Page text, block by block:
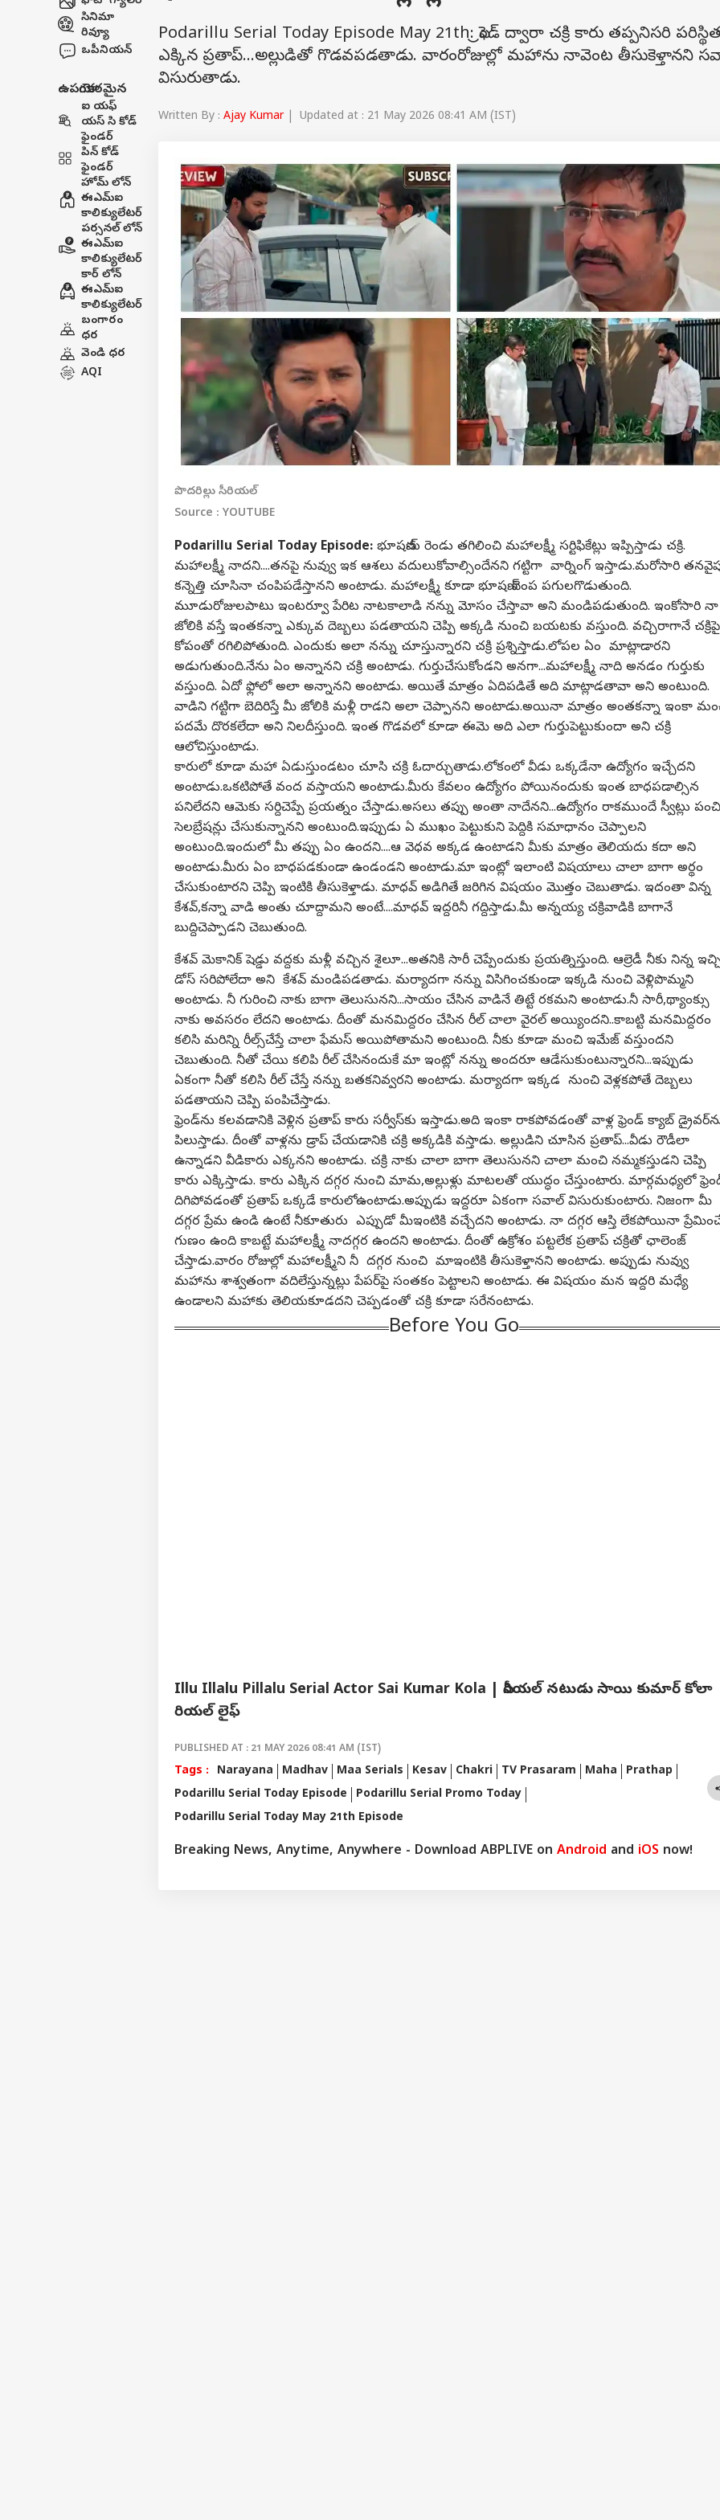
సినిమా
రివ్యూ
ఒపీనియన్
ఉపయోగకరమైన
ఐ యఫ్
యస్ సి కోడ్
ఫైండర్
పిన్ కోడ్
ఫైండర్
హోమ్ లోన్
ఈఎమ్ఐ
కాలిక్యులేటర్
పర్సనల్ లోన్
ఈఎమ్ఐ
కాలిక్యులేటర్
కార్ లోన్
ఈఎమ్ఐ
కాలిక్యులేటర్
బంగారం
ధర
వెండి ధర
AQI
Podarillu Serial Today Episode May 21th: ఫ్రెండ్‌ ద్వారా చక్రి కారు తప్పనిసరి
ఎక్కిన ప్రతాప్‌...అల్లుడితో గొడవపడతాడు. వారంరోజుల్లో మహాను నావెంట తీసుకెళ్తానని
విసురుతాడు.
Written By : Ajay Kumar| Updated at : 21 May 2026 08:41 AM (IST)
పొదరిల్లు సీరియల్
Source : YOUTUBE
Podarillu Serial Today Episode: భూషణ్‌ను రెండు తగిలించి మహాలక్ష్మీ సర్టిఫికేట్లు ఇప్పిస్తాడు చక్రి.
మహాలక్ష్మీ నాదని....తనపై నువ్వు ఇక ఆశలు వదులుకోవాల్సిందేనని గట్టిగా వార్నింగ్ ఇస్తాడు.మరోసారి
కన్నెత్తి చూసినా చంపిపడేస్తానని అంటాడు. మహాలక్ష్మీ కూడా భూషణ్ చెంప పగులగొడుతుంది.
మూడురోజులపాటు ఇంటర్వూ పేరిట నాటకాలాడి నన్ను మోసం చేస్తావా అని మండిపడుతుంది. ఇంకోసారి నా
జోలికి వస్తే ఇంతకన్నా ఎక్కువ దెబ్బలు పడతాయని చెప్పి అక్కడి నుంచి బయటకు వస్తుంది. వచ్చిరాగానే చక్రిపై
కోపంతో రగిలిపోతుంది. ఎందుకు అలా నన్ను చూస్తున్నారని చక్రి ప్రశ్నిస్తాడు.లోపల ఏం మాట్లాడారని
అడుగుతుంది.నేను ఏం అన్నానని చక్రి అంటాడు. గుర్తుచేసుకోండని అనగా...మహాలక్ష్మీ నాది అనడం గుర్తుకు
వస్తుంది. ఏదో ఫ్లోలో అలా అన్నానని అంటాడు. అయితే మాత్రం ఏదిపడితే అది మాట్లాడతావా అని అంటుంది.
వాడిని గట్టిగా బెదిరిస్తే మీ జోలికి మళ్లీ రాడని అలా చెప్పానని అంటాడు.అయినా మాత్రం అంతకన్నా ఇంకా
పదమే దొరకలేదా అని నిలదీస్తుంది. ఇంత గొడవలో కూడా ఈమె అది ఎలా గుర్తుపెట్టుకుందా అని చక్రి
ఆలోచిస్తుంటాడు.
కారులో కూడా మహా ఏడుస్తుండటం చూసి చక్రి ఓదార్చుతాడు.లోకంలో వీడు ఒక్కడేనా ఉద్యోగం ఇచ్చేదని
అంటాడు.ఒకటిపోతే వంద వస్తాయని అంటాడు.మీరు కేవలం ఉద్యోగం పోయినందుకు ఇంత బాధపడాల్సిన
పనిలేదని ఆమెకు సర్దిచెప్పే ప్రయత్నం చేస్తాడు.అసలు తప్పు అంతా నాదేనని...ఉద్యోగం రాకముందే స్వీట్లు పంచి
సెలబ్రేషన్లు చేసుకున్నానని అంటుంది.ఇప్పుడు ఏ ముఖం పెట్టుకుని పెద్దికి సమాధానం చెప్పాలని
అంటుంది.ఇందులో మీ తప్పు ఏం ఉందని....ఆ వెధవ అక్కడ ఉంటాడని మీకు మాత్రం తెలియదు కదా అని
అంటాడు.మీరు ఏం బాధపడకుండా ఉండండని అంటాడు.మా ఇంట్లో ఇలాంటి విషయాలు చాలా బాగా అర్థం
చేసుకుంటారని చెప్పి ఇంటికి తీసుకెళ్తాడు. మాధవ్‌ అడిగితే జరిగిన విషయం మొత్తం చెబుతాడు. ఇదంతా విన్న
కేశవ్‌,కన్నా వాడి అంతు చూద్దామని అంటే....మాధవ్ ఇద్దరినీ గద్దిస్తాడు.మీ అన్నయ్య చక్రివాడికి బాగానే
బుద్దిచెప్పాడని చెబుతుంది.
కేశవ్‌ మెకానిక్‌ షెడ్డు వద్దకు మళ్లీ వచ్చిన శైలూ...అతనికి సారీ చెప్పేందుకు ప్రయత్నిస్తుంది. ఆల్రెడీ నీకు నిన్న
డోస్‌ సరిపోలేదా అని కేశవ్ మండిపడతాడు. మర్యాదగా నన్ను విసిగించకుండా ఇక్కడి నుంచి వెళ్లిపొమ్మని
అంటాడు. నీ గురించి నాకు బాగా తెలుసునని...సాయం చేసిన వాడినే తిట్టే రకమని అంటాడు.నీ సారీ,థ్యాంక్సు
నాకు అవసరం లేదని అంటాడు. దీంతో మనమిద్దరం చేసిన రీల్‌ చాలా వైరల్‌ అయ్యిందని..కాబట్టి మనమిద్దరం
కలిసి మరిన్ని రీల్స్‌చేస్తే చాలా ఫేమస్‌ అయిపోతామని అంటుంది. నీకు కూడా మంచి ఇమేజ్‌ వస్తుందని
చెబుతుంది. నీతో చేయి కలిపి రీల్ చేసినందుకే మా ఇంట్లో నన్ను అందరూ ఆడేసుకుంటున్నారని...ఇప్పుడు
ఏకంగా నీతో కలిసి రీల్‌ చేస్తే నన్ను బతకనివ్వరని అంటాడు. మర్యాదగా ఇక్కడ నుంచి వెళ్లకపోతే దెబ్బలు
పడతాయని చెప్పి పంపిచేస్తాడు.
ఫ్రెండ్‌ను కలవడానికి వెళ్లిన ప్రతాప్ కారు సర్వీస్‌కు ఇస్తాడు.అది ఇంకా రాకపోవడంతో వాళ్ల ఫ్రెండ్‌ క్యాబ్‌
పిలుస్తాడు. దీంతో వాళ్లను డ్రాప్‌ చేయడానికి చక్రి అక్కడికి వస్తాడు. అల్లుడిని చూసిన ప్రతాప్‌...వీడు రౌడీలా
ఉన్నాడని వీడికారు ఎక్కనని అంటాడు. చక్రి నాకు చాలా బాగా తెలుసునని చాలా మంచి నమ్మకస్తుడని చెప్పి
కారు ఎక్కిస్తాడు. కారు ఎక్కిన దగ్గర నుంచి మామ,అల్లుళ్లు మాటలతో యుద్ధం చేస్తుంటారు. మార్గమధ్యలో
దిగిపోవడంతో ప్రతాప్‌ ఒక్కడే కారులోఉంటాడు.అప్పుడు ఇద్దరూ ఏకంగా సవాల్‌ విసురుకుంటారు. నిజంగా మీ
దగ్గర ప్రేమ ఉండి ఉంటే నీకూతురు ఎప్పుడో మీఇంటికి వచ్చేదని అంటాడు. నా దగ్గర ఆస్తి లేకపోయినా
గుణం ఉంది కాబట్టే మహాలక్ష్మీ నాదగ్గర ఉందని అంటాడు. దీంతో ఉక్రోశం పట్టలేక ప్రతాప్‌ చక్రితో ఛాలెంజ్‌
చేస్తాడు.వారం రోజుల్లో మహాలక్ష్మీని నీ దగ్గర నుంచి మాఇంటికి తీసుకెళ్తానని అంటాడు. అప్పుడు నువ్వు
మహాను శాశ్వతంగా వదిలేస్తున్నట్లు పేపర్‌పై సంతకం పెట్టాలని అంటాడు. ఈ విషయం మన ఇద్దరి మధ్యే
ఉండాలని మహాకు తెలియకూడదని చెప్పడంతో చక్రి కూడా సరేనంటాడు.
Before You Go
Illu Illalu Pillalu Serial Actor Sai Kumar Kola | సీరియల్ నటుడు సాయి కుమార్ కోలా
రియల్ లైఫ్
PUBLISHED AT : 21 MAY 2026 08:41 AM (IST)
Tags : Narayana Madhav Maa Serials Kesav Chakri TV Prasaram Maha
Prathap
Podarillu Serial Today Episode
Podarillu Serial Promo Today
Podarillu Serial Today May 21th Episode
Breaking News, Anytime, Anywhere - Download ABPLIVE on Android and iOS now!
హలో గెస్ట్
మాతో ప్రచారం చేయండి
కేరీర్స్
మా గురించి
వ్యక్తిగత కార్నర్
అగ్ర కథనాలు టాప్ రీల్స్
ఇండియా
నీట్ పేపర్‌ లీక్ చేసింది
విజయవాడ
డీఎస్సీ అక్రమాలపై వైసీపీ
సినిమా
కొరియన్ కనకరాజు రివ్యూ:
సినిమా